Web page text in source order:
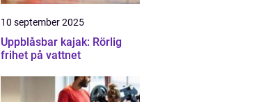
10 september 2025
Uppblåsbar kajak: Rörlig
frihet på vattnet